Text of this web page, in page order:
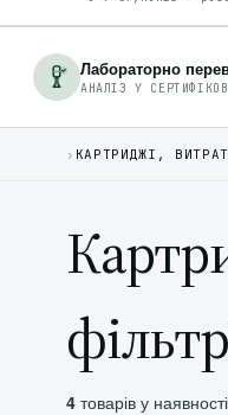
Лабораторно
АНАЛІЗ У
› КАРТРИДЖІ,
4 товарів у наявності